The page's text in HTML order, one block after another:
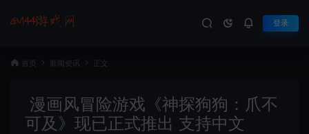
登录
首页 新闻资讯 正文
漫画风冒险游戏《神探狗狗：爪不
可及》现已正式推出 支持中文